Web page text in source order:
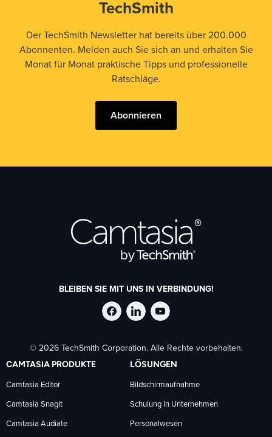
TechSmith
Der TechSmith Newsletter hat bereits über 200.000
Abonnenten. Melden auch Sie sich an und erhalten Sie
Monat für Monat praktische Tipps und professionelle
Ratschläge.
Abonnieren
BLEIBEN SIE MIT UNS IN VERBINDUNG!
TechSmith
auf
Facebook
folgen
TechSmith
auf
LinkedIn
folgen
TechSmith
auf
YouTube
folgen
© 2026 TechSmith Corporation. Alle Rechte vorbehalten.
CAMTASIA PRODUKTE
Camtasia Editor
Camtasia Snagit
Camtasia Audiate
LÖSUNGEN
Bildschirmaufnahme
Schulung in Unternehmen
Personalwesen